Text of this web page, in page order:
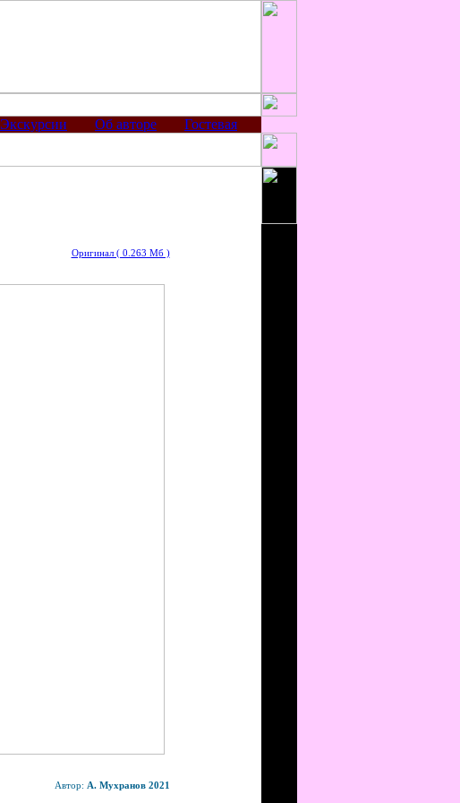
Экскурсии Об авторе Гостевая
Оригинал ( 0.263 Мб )
Автор: А. Мухранов 2021